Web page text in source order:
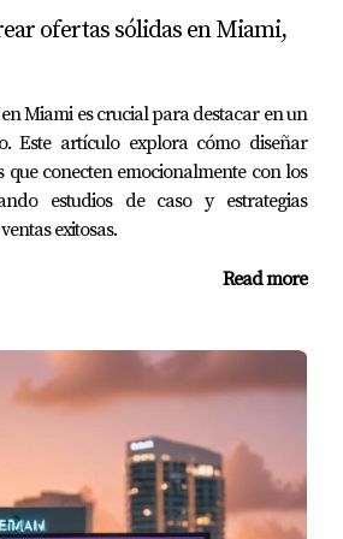
inmobiliario local.
1: La familia Pérez
buscando una casa en Miami
Con dos hijos pequeños y el deseo
con buenas escuelas,
su búsqueda en marzo. Gracias a la
listados disponibles durante esta
negociar un precio favorable
cuando la propiedad fue
2: El inversionista
ofertas sólidas en Miami,
Miami es crucial para destacar en un
Este artículo explora cómo diseñar
que conecten emocionalmente con los
estudios de caso y estrategias
exitosas.
Read more